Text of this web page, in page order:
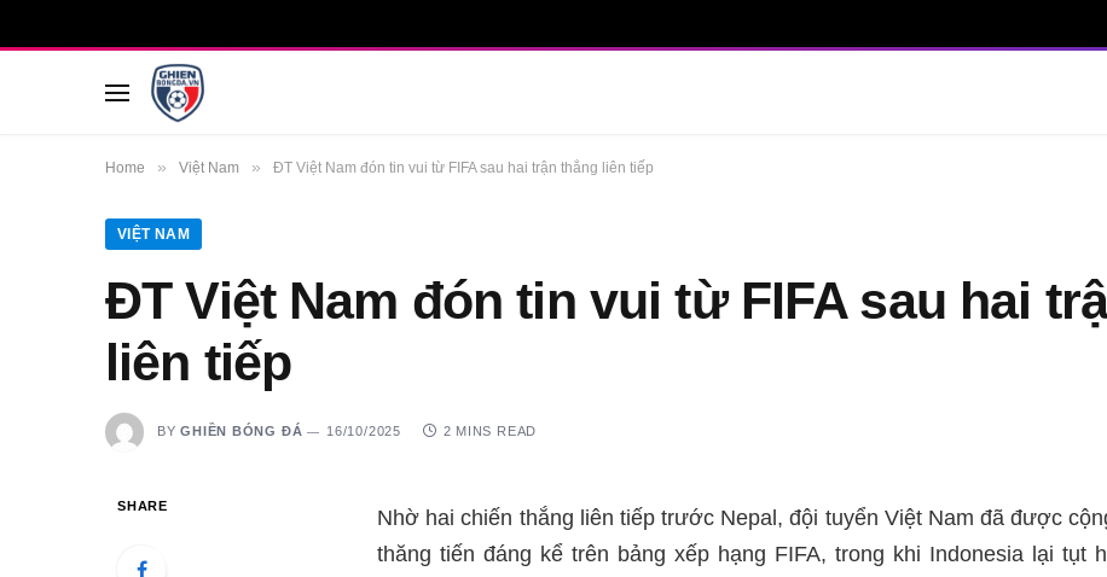
Home » Việt Nam » ĐT Việt Nam đón tin vui từ FIFA sau hai trận thắng liên tiếp
VIỆT NAM
ĐT Việt Nam đón tin vui từ FIFA sau hai
liên tiếp
BY GHIỀN BÓNG ĐÁ 16/10/2025 2 MINS READ
SHARE
Nhờ hai chiến thắng liên tiếp trước Nepal, đội tuyển Việt Nam đã được
thăng tiến đáng kể trên bảng xếp hạng FIFA, trong khi Indonesia lại tụt